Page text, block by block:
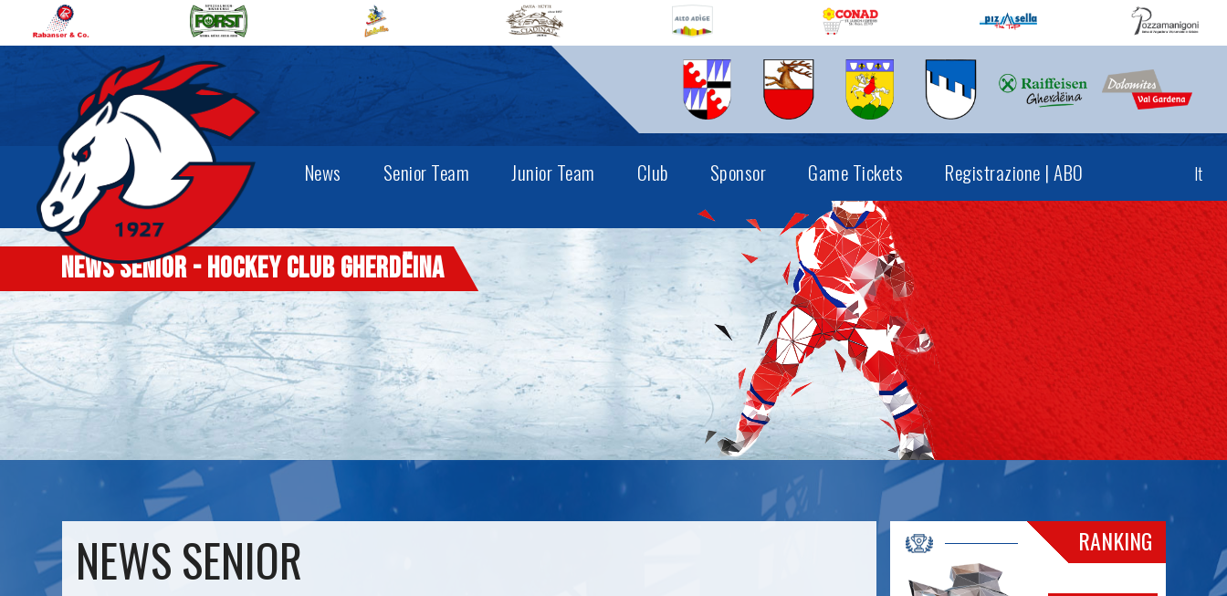
It
News Senior Team Junior Team Club Sponsor Game Tickets Registrazione | ABO
News senior - Hockey Club Gherdëina
NEWS SENIOR RANKING